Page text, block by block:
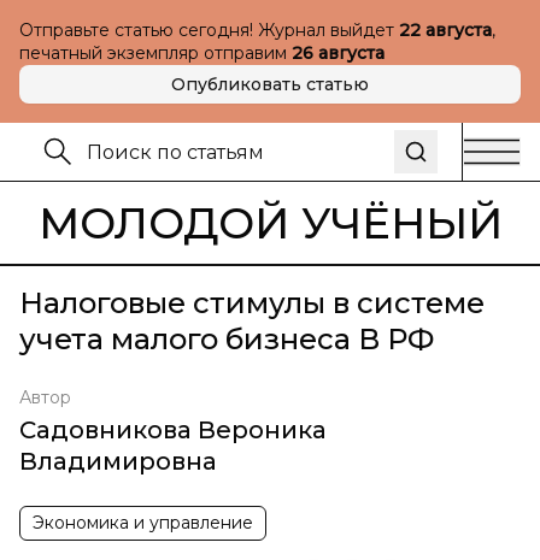
Отправьте статью сегодня! Журнал выйдет 22 августа,
печатный экземпляр отправим 26 августа
Опубликовать статью
МОЛОДОЙ УЧЁНЫЙ
Налоговые стимулы в системе
учета малого бизнеса В РФ
Автор
Садовникова Вероника
Владимировна
Экономика и управление